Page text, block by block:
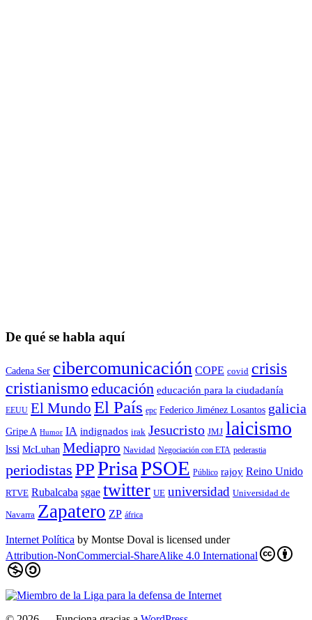
De qué se habla aquí
Cadena Ser cibercomunicación COPE covid crisis
cristianismo educación educación para la ciudadaní­a
EEUU El Mundo El País epc Federico Jiménez Losantos galicia
Gripe A Humor IA indignados irak Jesucristo JMJ laicismo
lssi McLuhan Mediapro Navidad Negociación con ETA pederastia
periodistas PPPrisaPSOE Público rajoy Reino Unido
RTVE Rubalcaba sgae twitter UE universidad Universidad de
Navarra Zapatero ZP áfrica
Internet Política by Montse Doval is licensed under
Attribution-NonCommercial-ShareAlike 4.0 International